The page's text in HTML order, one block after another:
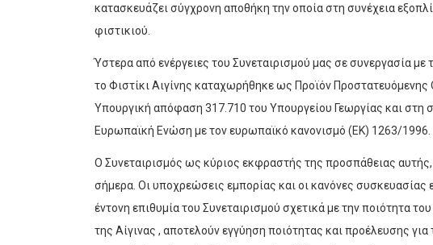
κατασκευάζει σύγχρονη αποθήκη την οποία στη συνέχεια
φιστικιού.
Ύστερα από ενέργειες του Συνεταιρισμού μας σε συνεργασία με
το Φιστίκι Αιγίνης καταχωρήθηκε ως Προϊόν
Υπουργική απόφαση 317.710 του Υπουργείου Γεωργίας και στη
Ευρωπαϊκή Eνώση με τον ευρωπαϊκό κανονισμό (ΕΚ) 1263/1996.
O Συνεταιρισμός ως κύριος εκφραστής της προσπάθειας
σήμερα. Οι υποχρεώσεις εμπορίας και οι κανόνες
έντονη επιθυμία του Συνεταιρισμού σχετικά με την ποιότητα
της Αίγινας , αποτελούν εγγύηση ποιότητας και προέλευσης